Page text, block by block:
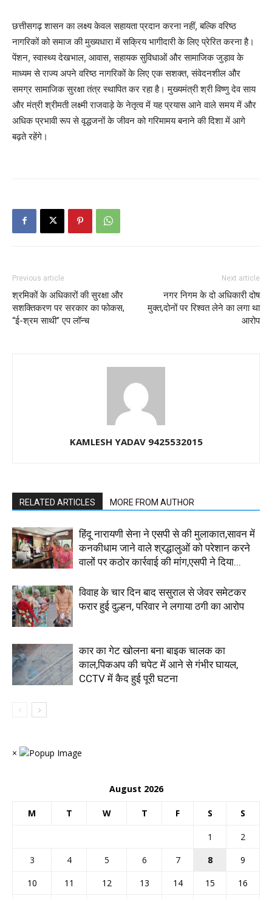
छत्तीसगढ़ शासन का लक्ष्य केवल सहायता प्रदान करना नहीं, बल्कि वरिष्ठ
नागरिकों को समाज की मुख्यधारा में सक्रिय भागीदारी के लिए प्रेरित करना है।
पेंशन, स्वास्थ्य देखभाल, आवास, सहायक सुविधाओं और सामाजिक जुड़ाव के
माध्यम से राज्य अपने वरिष्ठ नागरिकों के लिए एक सशक्त, संवेदनशील और
समग्र सामाजिक सुरक्षा तंत्र स्थापित कर रहा है। मुख्यमंत्री श्री विष्णु देव साय
और मंत्री श्रीमती लक्ष्मी राजवाड़े के नेतृत्व में यह प्रयास आने वाले समय में और
अधिक प्रभावी रूप से वृद्धजनों के जीवन को गरिमामय बनाने की दिशा में आगे
बढ़ते रहेंगे।
Previous article
श्रमिकों के अधिकारों की सुरक्षा और
सशक्तिकरण पर सरकार का फोकस,
“ई-श्रम साथी” एप लॉन्च
Next article
नगर निगम के दो अधिकारी दोष
मुक्त,दोनों पर रिश्वत लेने का लगा था
आरोप
KAMLESH YADAV 9425532015
RELATED ARTICLES MORE FROM AUTHOR
हिंदू नारायणी सेना ने एसपी से की मुलाकात,सावन में
कनकीधाम जाने वाले श्रद्धालुओं को परेशान करने
वालों पर कठोर कार्रवाई की मांग,एसपी ने दिया...
विवाह के चार दिन बाद ससुराल से जेवर समेटकर
फरार हुई दुल्हन, परिवार ने लगाया ठगी का आरोप
कार का गेट खोलना बना बाइक चालक का
काल,पिकअप की चपेट में आने से गंभीर घायल,
CCTV में कैद हुई पूरी घटना
×
August 2026
M T W T F S S
1
2
3
4 5 6 7 8
9
10
11 12 13 14 15
16